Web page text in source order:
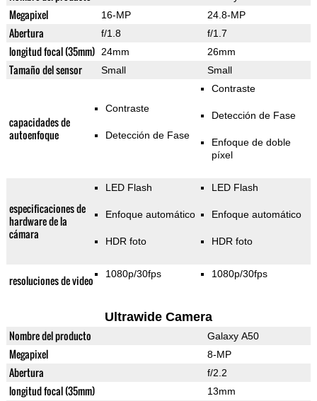
Megapixel 16-MP 24.8-MP
Abertura f/1.8 f/1.7
longitud focal (35mm) 24mm 26mm
Tamaño del sensor Small Small
capacidades de
autoenfoque
Contraste
Detección de Fase
Contraste
Detección de Fase
Enfoque de doble
píxel
especificaciones de
hardware de la
cámara
LED Flash
Enfoque automático
HDR foto
LED Flash
Enfoque automático
HDR foto
resoluciones de video 1080p/30fps 1080p/30fps
Ultrawide Camera
Nombre del producto Galaxy A50
Megapixel 8-MP
Abertura f/2.2
longitud focal (35mm) 13mm